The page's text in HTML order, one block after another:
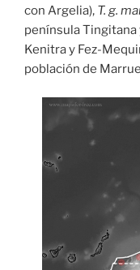
con Argelia), T. g.
península Tingitana
Kenitra y Fez-
población de